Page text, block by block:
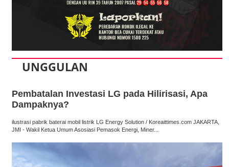
UNGGULAN
Pembatalan Investasi LG pada Hilirisasi, Apa
Dampaknya?
ilustrasi pabrik baterai mobil listrik LG Energy Solution / Koreaittimes.com JAKARTA,
JMI - Wakil Ketua Umum Asosiasi Pemasok Energi, Miner...